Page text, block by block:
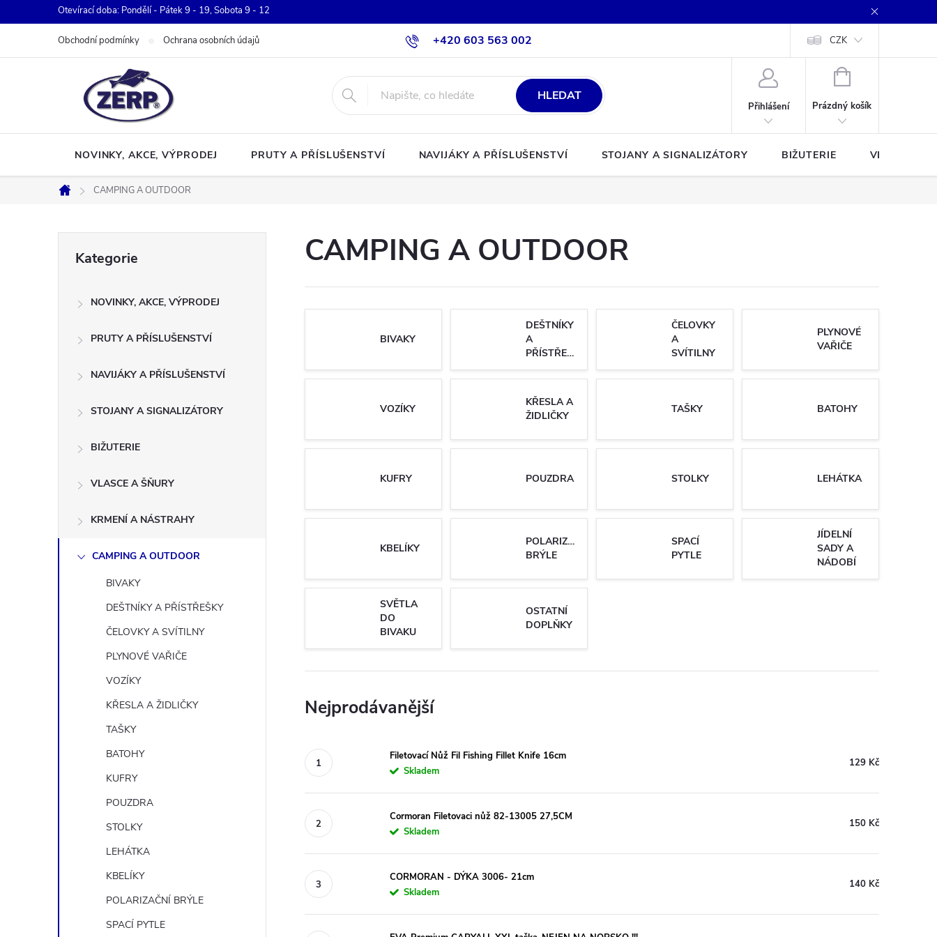
na
Otevírací doba: Pondělí - Pátek 9 - 19, Sobota 9 - 12
+420 603 563 002
Obchodní podmínky Ochrana osobních údajů CZK
HLEDAT
Přihlášení
NÁKUPNÍ
Prázdný košík
NOVINKY, AKCE, VÝPRODEJ PRUTY A PŘÍSLUŠENSTVÍ NAVIJÁKY A PŘÍSLUŠENSTVÍ STOJANY A SIGNALIZÁTORY BIŽUTERIE VLASCE A
Domů
CAMPING A OUTDOOR
kategorie
Kategorie
NOVINKY, AKCE, VÝPRODEJ
PRUTY A PŘÍSLUŠENSTVÍ
NAVIJÁKY A PŘÍSLUŠENSTVÍ
STOJANY A SIGNALIZÁTORY
BIŽUTERIE
VLASCE A ŠŇURY
KRMENÍ A NÁSTRAHY
CAMPING A OUTDOOR
BIVAKY
DEŠTNÍKY A PŘÍSTŘEŠKY
ČELOVKY A SVÍTILNY
PLYNOVÉ VAŘIČE
VOZÍKY
KŘESLA A ŽIDLIČKY
TAŠKY
BATOHY
KUFRY
POUZDRA
STOLKY
LEHÁTKA
KBELÍKY
POLARIZAČNÍ BRÝLE
SPACÍ PYTLE
CAMPING A OUTDOOR
BIVAKY
DEŠTNÍKY
A
PŘÍSTŘEŠKY
ČELOVKY
A
SVÍTILNY
PLYNOVÉ
VAŘIČE
VOZÍKY
KŘESLA A
ŽIDLIČKY
TAŠKY BATOHY
KUFRY POUZDRA STOLKY LEHÁTKA
KBELÍKY
POLARIZAČNÍ
BRÝLE
SPACÍ
PYTLE
JÍDELNÍ
SADY A
NÁDOBÍ
SVĚTLA
DO
BIVAKU
OSTATNÍ
DOPLŇKY
Nejprodávanější
Filetovací Nůž Fil Fishing Fillet Knife 16cm
Skladem
129 Kč
Cormoran Filetovaci nůž 82-13005 27,5CM
Skladem
150 Kč
CORMORAN - DÝKA 3006- 21cm
Skladem
140 Kč